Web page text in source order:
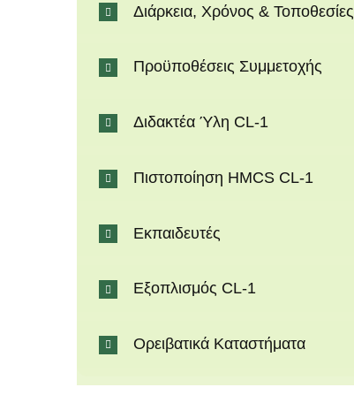
Διάρκεια, Χρόνος & Τοποθεσίες
Προϋποθέσεις Συμμετοχής
Διδακτέα Ύλη CL-1
Πιστοποίηση HMCS CL-1
Εκπαιδευτές
Εξοπλισμός CL-1
Ορειβατικά Καταστήματα